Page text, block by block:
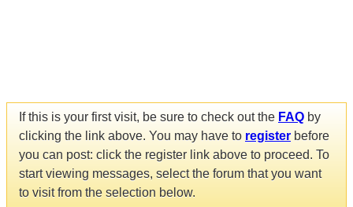
If this is your first visit, be sure to check out the FAQ by
clicking the link above. You may have to register before
you can post: click the register link above to proceed. To
start viewing messages, select the forum that you want
to visit from the selection below.